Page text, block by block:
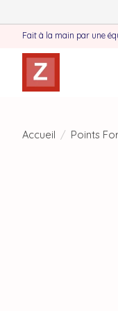
Fait à la main par une
Accueil / Points